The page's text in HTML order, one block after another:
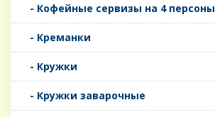
- Кофейные сервизы на 4 персоны
- Креманки
- Кружки
- Кружки заварочные